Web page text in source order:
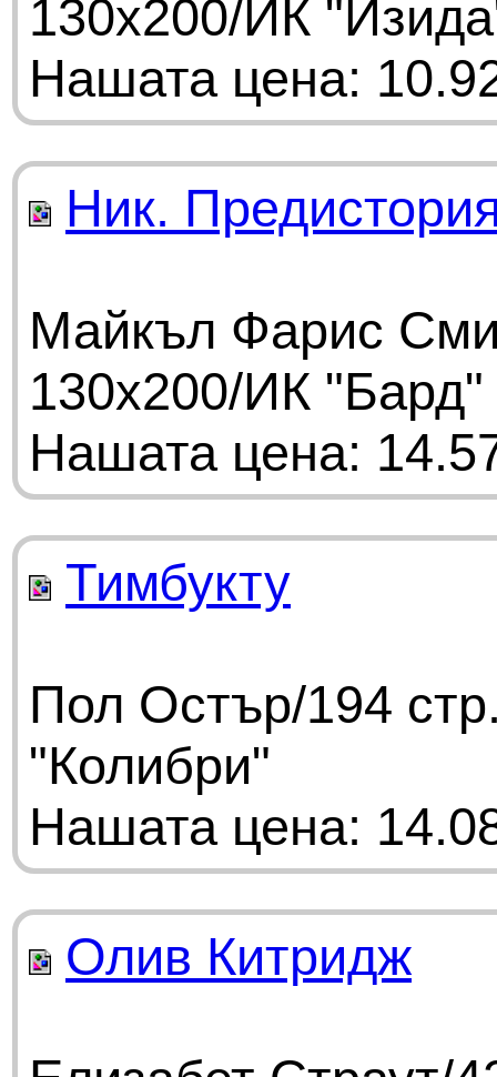
130х200/ИК
Нашата цена:
Ник.
Майкъл Фарис
130х200/ИК "Бард"
Нашата цена:
Тимбукту
Пол Остър/194
"Колибри"
Нашата цена:
Олив Китридж